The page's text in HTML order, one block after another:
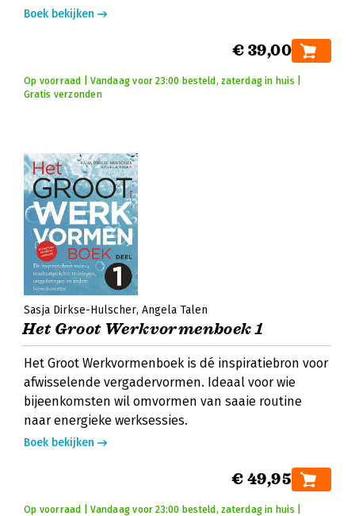
Boek bekijken
€ 39,00
Op voorraad | Vandaag voor 23:00 besteld, zaterdag in huis |
Gratis verzonden
Sasja Dirkse-Hulscher Angela Talen
Het Groot Werkvormenboek 1
Het Groot Werkvormenboek is dé inspiratiebron voor
afwisselende vergadervormen. Ideaal voor wie
bijeenkomsten wil omvormen van saaie routine
naar energieke werksessies.
Boek bekijken
€ 49,95
Op voorraad | Vandaag voor 23:00 besteld, zaterdag in huis |